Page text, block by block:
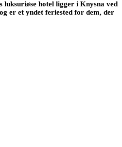
luksuriøse hotel ligger i Knysna ved
er et yndet feriested for dem, der